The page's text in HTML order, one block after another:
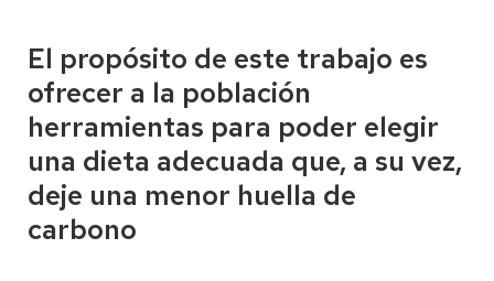
El propósito de este trabajo es
ofrecer a la población
herramientas para poder elegir
una dieta adecuada que, a su vez,
deje una menor huella de
carbono